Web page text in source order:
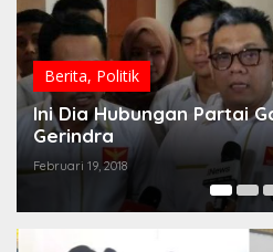
Berita, Politik
Ini Dia Hubungan Partai
Gerindra
Februari 19, 2018